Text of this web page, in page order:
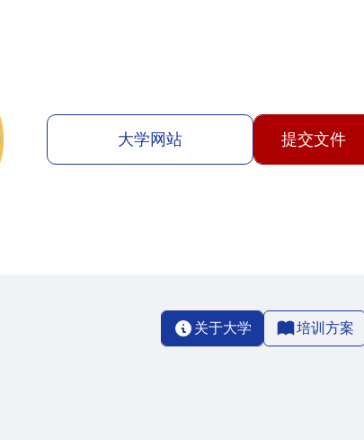
大学网站 提交文件
关于大学 培训方案